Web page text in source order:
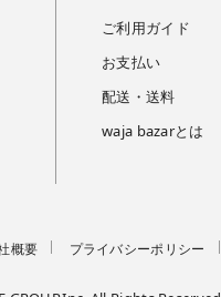
ご利用ガイド
お支払い
配送・送料
waja bazarとは
概要 プライバシーポリシー